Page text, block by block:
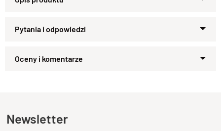
Materiał
Wykończenie
Długość
Zapytaj o produkt
Newsletter